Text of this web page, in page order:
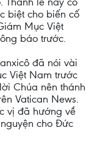
biệt cho biến cố
Mục Việt
báo trước.
đã nói vài
Việt Nam trước
Chúa nên thánh
Vatican News.
vị đã hướng về
cho Đức